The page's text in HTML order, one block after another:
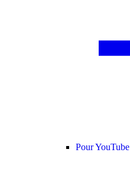
Pour YouTube